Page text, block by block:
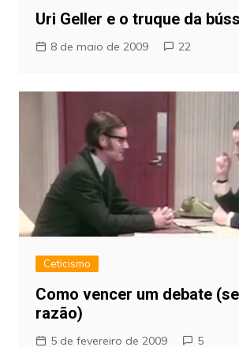
Uri Geller e o truque da
8 de maio de 2009 22
Ceticismo
Como vencer um debate
razão)
5 de fevereiro de 2009 5